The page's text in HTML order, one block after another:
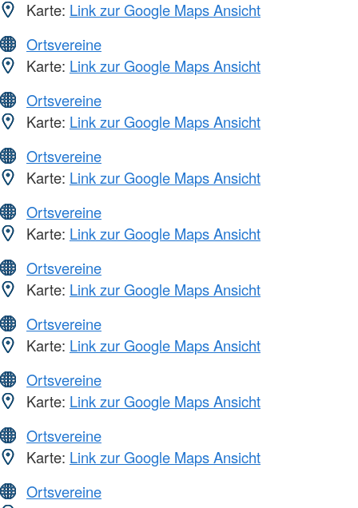
Karte: Link zur Google Maps Ansicht
Ortsvereine
Karte: Link zur Google Maps Ansicht
Ortsvereine
Karte: Link zur Google Maps Ansicht
Ortsvereine
Karte: Link zur Google Maps Ansicht
Ortsvereine
Karte: Link zur Google Maps Ansicht
Ortsvereine
Karte: Link zur Google Maps Ansicht
Ortsvereine
Karte: Link zur Google Maps Ansicht
Ortsvereine
Karte: Link zur Google Maps Ansicht
Ortsvereine
Karte: Link zur Google Maps Ansicht
Ortsvereine